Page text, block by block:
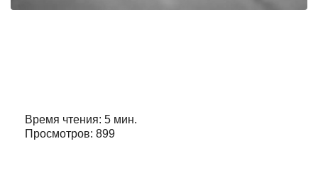
Время чтения: 5 мин.
Просмотров: 899